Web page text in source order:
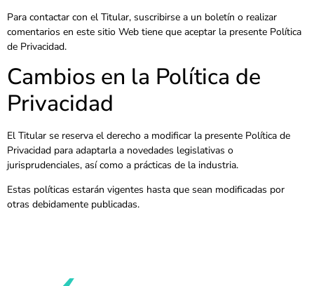
Para contactar con el Titular, suscribirse a un boletín o realizar
comentarios en este sitio Web tiene que aceptar la presente Política
de Privacidad.
Cambios en la Política de
Privacidad
El Titular se reserva el derecho a modificar la presente Política de
Privacidad para adaptarla a novedades legislativas o
jurisprudenciales, así como a prácticas de la industria.
Estas políticas estarán vigentes hasta que sean modificadas por
otras debidamente publicadas.